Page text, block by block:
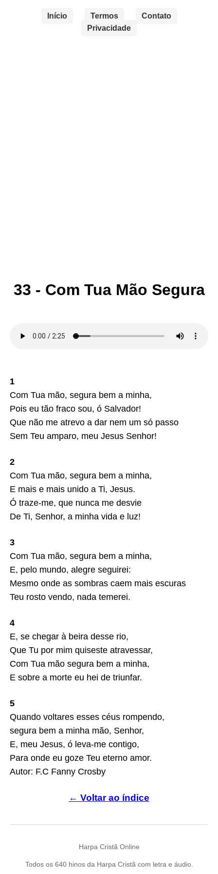
Início Termos
Contato
Privacidade
33 - Com Tua Mão Segura
1
Com Tua mão, segura bem a minha,
Pois eu tão fraco sou, ó Salvador!
Que não me atrevo a dar nem um só passo
Sem Teu amparo, meu Jesus Senhor!
2
Com Tua mão, segura bem a minha,
E mais e mais unido a Ti, Jesus.
Ó traze-me, que nunca me desvie
De Ti, Senhor, a minha vida e luz!
3
Com Tua mão, segura bem a minha,
E, pelo mundo, alegre seguirei:
Mesmo onde as sombras caem mais escuras
Teu rosto vendo, nada temerei.
4
E, se chegar à beira desse rio,
Que Tu por mim quiseste atravessar,
Com Tua mão segura bem a minha,
E sobre a morte eu hei de triunfar.
5
Quando voltares esses céus rompendo,
segura bem a minha mão, Senhor,
E, meu Jesus, ó leva-me contigo,
Para onde eu goze Teu eterno amor.
Autor: F.C Fanny Crosby
← Voltar ao índice
Harpa Cristã Online
Todos os 640 hinos da Harpa Cristã com letra e áudio.